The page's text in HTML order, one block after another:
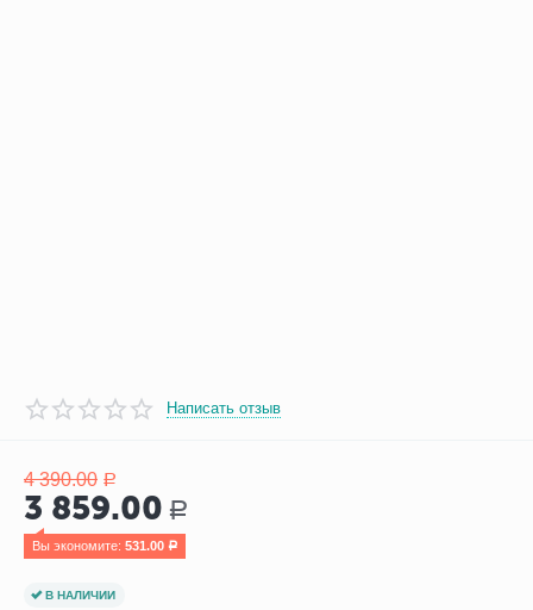
Написать отзыв
4 390.00 Р
3 859.00 Р
Вы экономите: 531.00 Р
В НАЛИЧИИ